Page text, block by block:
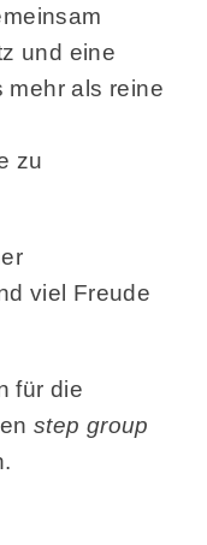
und eine
mehr als reine
zu
viel Freude
für die
step group